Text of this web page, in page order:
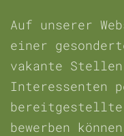
Auf unserer
einer
vakante
Interessenten
bereitgestellte
bewerben